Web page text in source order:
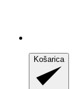
Košarica